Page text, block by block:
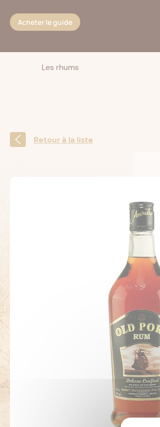
Acheter le guide
Les rhums
Retour à la liste